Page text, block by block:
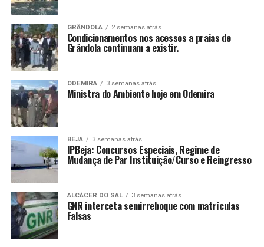
GRÂNDOLA 2 semanas atrás
Condicionamentos nos acessos a praias de
Grândola continuam a existir.
ODEMIRA 3 semanas atrás
Ministra do Ambiente hoje em Odemira
BEJA 3 semanas atrás
IPBeja: Concursos Especiais, Regime de
Mudança de Par Instituição/Curso e Reingresso
ALCÁCER DO SAL 3 semanas atrás
GNR interceta semirreboque com matrículas
Falsas